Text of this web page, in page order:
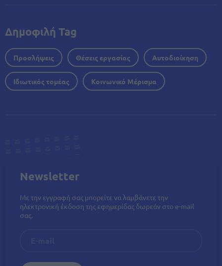
Δημοφιλή Tag
Προσλήψεις Θέσεις εργασίας Αυτοδιοίκηση
Ιδιωτικός τομέας Κοινωνικό Μέρισμα
Newsletter
Με την εγγραφή σας μπορείτε να λαμβάνετε την
ηλεκτρονική έκδοση της εφημερίδας δωρεάν στο e-mail
σας.